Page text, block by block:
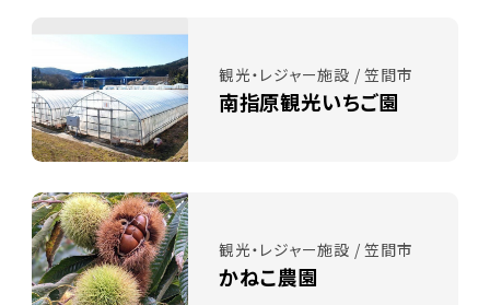
観光・レジャー施設 / 笠間市
南指原観光いちご園
観光・レジャー施設 / 笠間市
かねこ農園